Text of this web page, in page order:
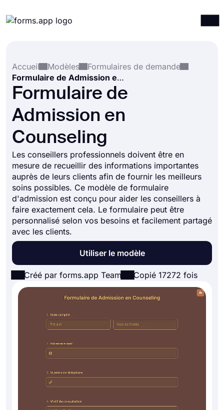
Intégrations
Modèles
Ressources
Accueil
Modèles
Formulaires de demande
Formulaire de Admission en Counseling
Formulaire de
Admission en
Counseling
Les conseillers professionnels doivent être en
mesure de recueillir des informations importantes
auprès de leurs clients afin de fournir les meilleurs
soins possibles. Ce modèle de formulaire
d'admission est conçu pour aider les conseillers à
faire exactement cela. Le formulaire peut être
personnalisé selon vos besoins et facilement partagé
avec les clients.
Utiliser le modèle
Créé par forms.app Team Copié 17272 fois